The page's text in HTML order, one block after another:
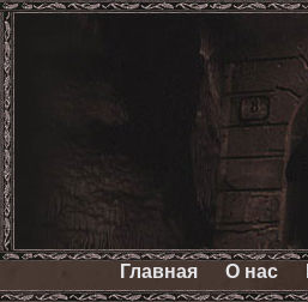
Главная О нас